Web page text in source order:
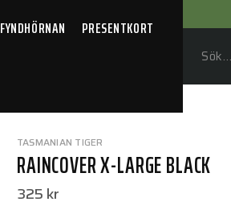
FYNDHÖRNAN PRESENTKORT
TASMANIAN TIGER
RAINCOVER X-LARGE BLACK
325 kr